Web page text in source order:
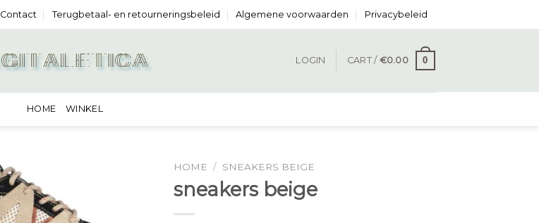
Contact Terugbetaal- en retourneringsbeleid Algemene voorwaarden Privacybeleid
LOGIN CART / €0.00 0
HOME WINKEL
HOME / SNEAKERS BEIGE
sneakers beige